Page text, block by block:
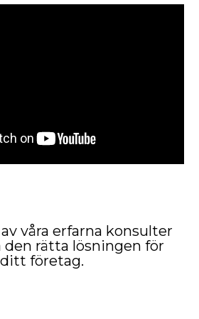
våra erfarna konsulter
rätta lösningen för
ditt företag.